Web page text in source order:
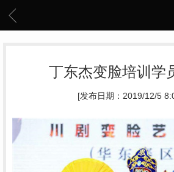
丁东杰变脸培训学
[发布日期：2019/12/5